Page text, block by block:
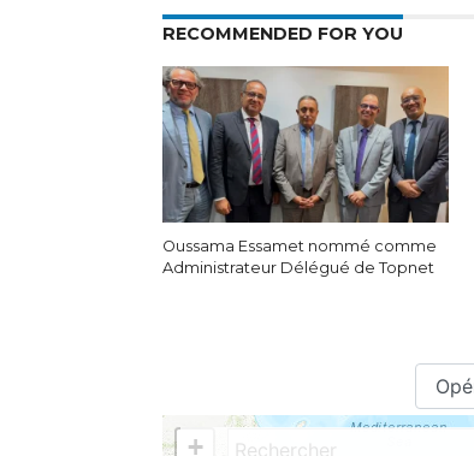
RECOMMENDED FOR YOU
Oussama Essamet nommé comme
Administrateur Délégué de Topnet